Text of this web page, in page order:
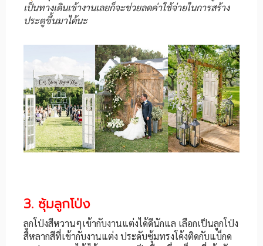
เป็นทางเดินเข้างานเลยก็จะช่วยลดค่าใช้จ่ายในการสร้าง
ประตูขึ้นมาได้นะ
3. ซุ้มลูกโป่ง
ลูกโป่งสีหวานๆเข้ากับงานแต่งได้ดีนักแล เลือกเป็นลูกโป่ง
สีหลากสีที่เข้ากับงานแต่ง ประดับซุ้มทรงโค้งติดกับแบ็กด